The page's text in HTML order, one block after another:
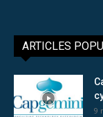
ARTICLES
9